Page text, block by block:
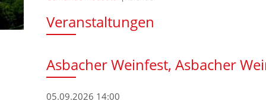
Veranstaltungen
Asbacher Weinfest, Asbacher
05.09.2026 14:00